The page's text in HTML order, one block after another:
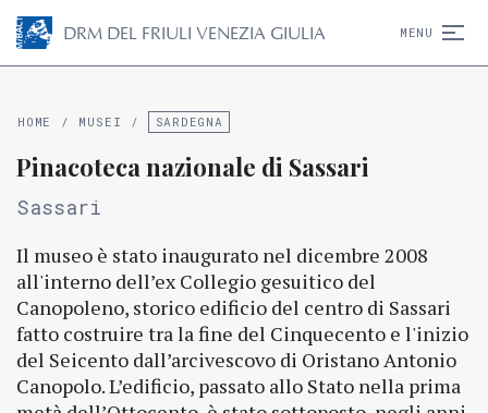
DRM DEL FRIULI VENEZIA GIULIA MENU
HOME / MUSEI / SARDEGNA
Pinacoteca nazionale di Sassari
Sassari
Il museo è stato inaugurato nel dicembre 2008
all'interno dell’ex Collegio gesuitico del
Canopoleno, storico edificio del centro di Sassari
fatto costruire tra la fine del Cinquecento e l'inizio
del Seicento dall’arcivescovo di Oristano Antonio
Canopolo. L’edificio, passato allo Stato nella prima